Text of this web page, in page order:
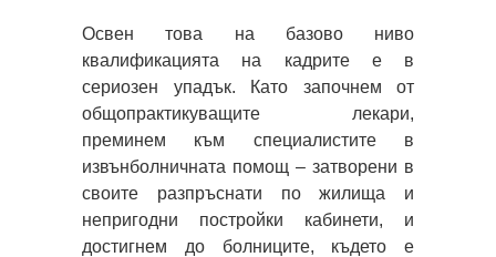
Освен това на базово ниво
квалификацията на кадрите е в
сериозен упадък. Като започнем от
общопрактикуващите лекари,
преминем към специалистите в
извънболничната помощ – затворени в
своите разпръснати по жилища и
непригодни постройки кабинети, и
достигнем до болниците, където е